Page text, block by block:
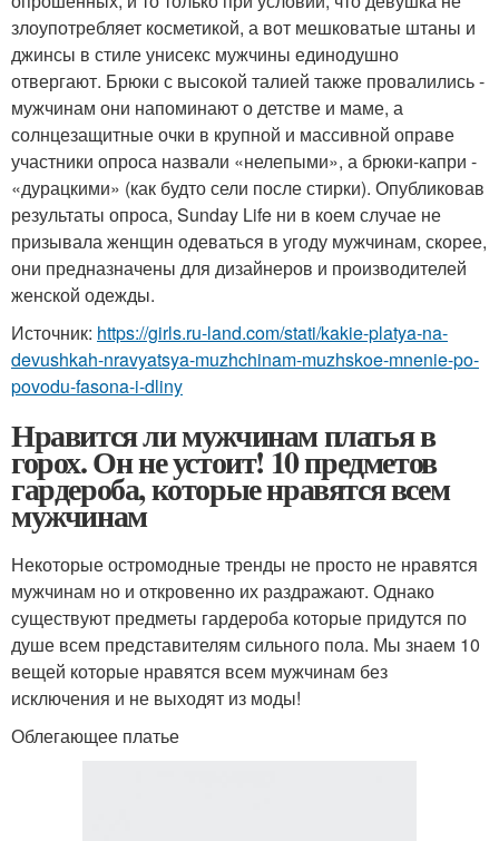
злоупотребляет косметикой, а вот мешковатые штаны и
джинсы в стиле унисекс мужчины единодушно
отвергают. Брюки с высокой талией также провалились -
мужчинам они напоминают о детстве и маме, а
солнцезащитные очки в крупной и массивной оправе
участники опроса назвали «нелепыми», а брюки-капри -
«дурацкими» (как будто сели после стирки). Опубликовав
результаты опроса, Sunday Life ни в коем случае не
призывала женщин одеваться в угоду мужчинам, скорее,
они предназначены для дизайнеров и производителей
женской одежды.
Источник: https://girls.ru-land.com/stati/kakie-platya-na-
devushkah-nravyatsya-muzhchinam-muzhskoe-mnenie-po-
povodu-fasona-i-dliny
Нравится ли мужчинам платья в
горох. Он не устоит! 10 предметов
гардероба, которые нравятся всем
мужчинам
Некоторые остромодные тренды не просто не нравятся
мужчинам но и откровенно их раздражают. Однако
существуют предметы гардероба которые придутся по
душе всем представителям сильного пола. Мы знаем 10
вещей которые нравятся всем мужчинам без
исключения и не выходят из моды!
Облегающее платье